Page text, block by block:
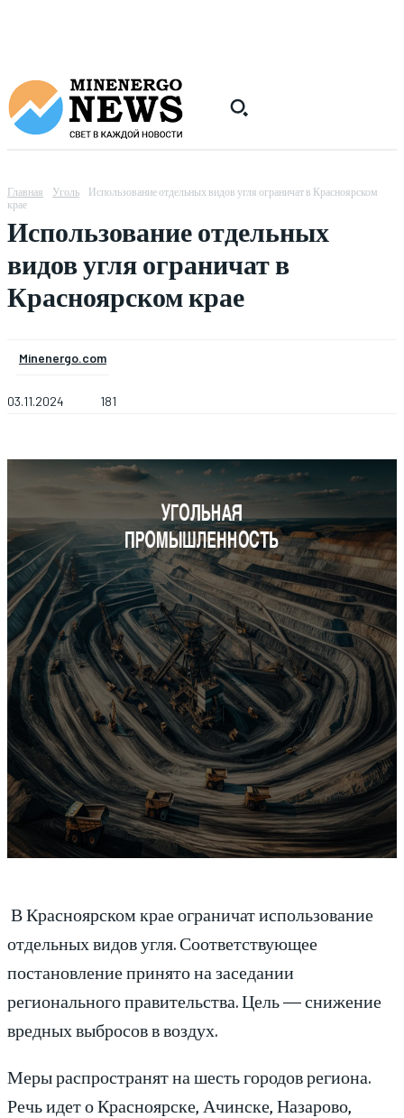
Главная Уголь
Использование отдельных видов угля ограничат в Красноярском
крае
Использование отдельных
видов угля ограничат в
Красноярском крае
Minenergo.com
03.11.2024 181
В Красноярском крае ограничат использование
отдельных видов угля. Соответствующее
постановление принято на заседании
регионального правительства. Цель — снижение
вредных выбросов в воздух.
Меры распространят на шесть городов региона.
Речь идет о Красноярске, Ачинске, Назарово,